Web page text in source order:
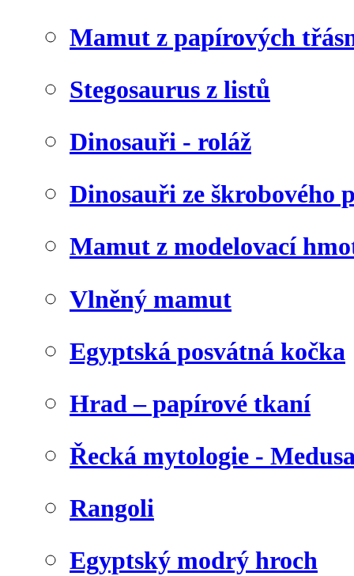
Mamut z papírových
Stegosaurus z listů
Dinosauři - roláž
Dinosauři ze škrobového
Mamut z modelovací
Vlněný mamut
Egyptská posvátná kočka
Hrad – papírové tkaní
Řecká mytologie -
Rangoli
Egyptský modrý hroch